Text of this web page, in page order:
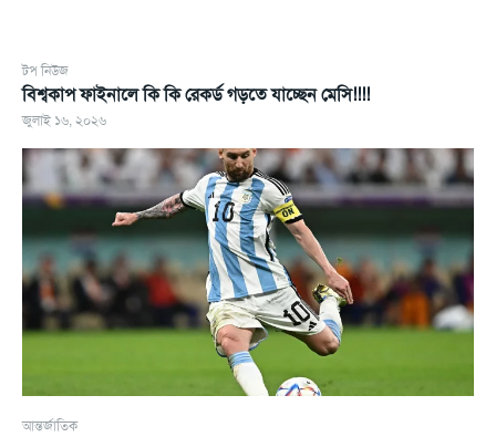
টপ নিউজ
বিশ্বকাপ ফাইনালে কি কি রেকর্ড গড়তে যাচ্ছেন মেসি!!!!
জুলাই ১৬, ২০২৬
আন্তর্জাতিক